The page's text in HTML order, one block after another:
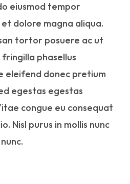
eiusmod tempor
dolore magna aliqua.
tortor posuere ac ut
phasellus
eleifend donec pretium
egestas egestas
congue eu consequat
Nisl purus in mollis nunc